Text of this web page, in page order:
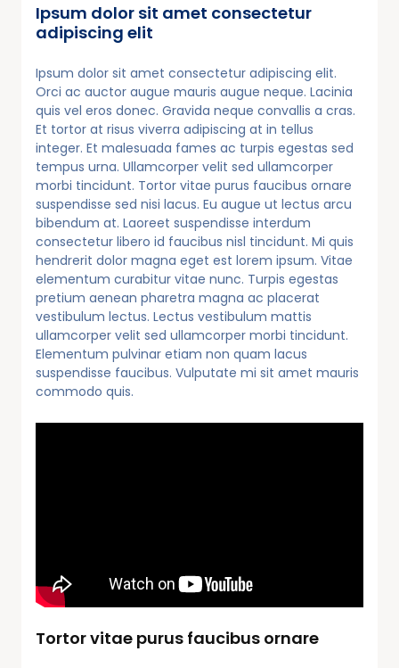
Ipsum dolor sit amet consectetur
adipiscing elit
Ipsum dolor sit amet consectetur adipiscing elit.
Orci ac auctor augue mauris augue neque. Lacinia
quis vel eros donec. Gravida neque convallis a cras.
Et tortor at risus viverra adipiscing at in tellus
integer. Et malesuada fames ac turpis egestas sed
tempus urna. Ullamcorper velit sed ullamcorper
morbi tincidunt. Tortor vitae purus faucibus ornare
suspendisse sed nisi lacus. Eu augue ut lectus arcu
bibendum at. Laoreet suspendisse interdum
consectetur libero id faucibus nisl tincidunt. Mi quis
hendrerit dolor magna eget est lorem ipsum. Vitae
elementum curabitur vitae nunc. Turpis egestas
pretium aenean pharetra magna ac placerat
vestibulum lectus. Lectus vestibulum mattis
ullamcorper velit sed ullamcorper morbi tincidunt.
Elementum pulvinar etiam non quam lacus
suspendisse faucibus. Vulputate mi sit amet mauris
commodo quis.
Tortor vitae purus faucibus ornare